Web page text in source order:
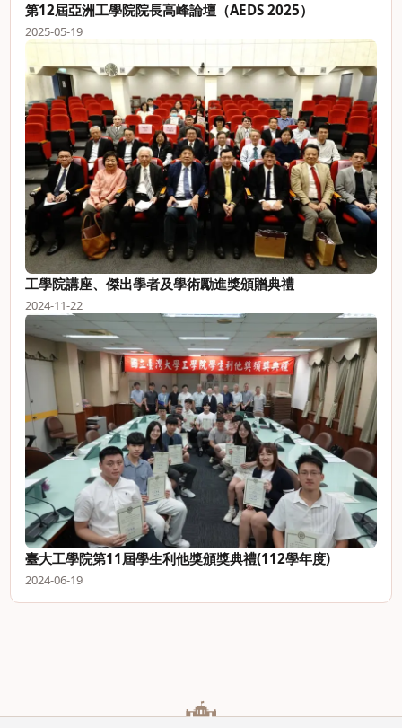
第12屆亞洲工學院院長高峰論壇（AEDS 2025）
2025-05-19
工學院講座、傑出學者及學術勵進獎頒贈典禮
2024-11-22
臺大工學院第11屆學生利他獎頒獎典禮(112學年度)
2024-06-19